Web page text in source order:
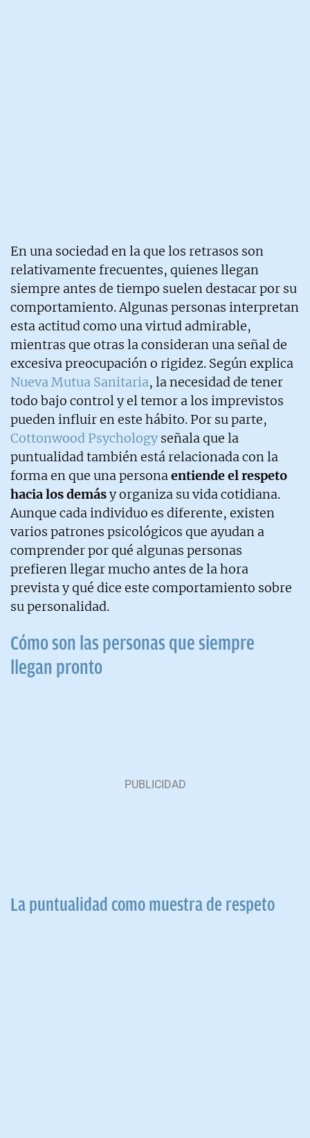
En una sociedad en la que los retrasos son
relativamente frecuentes, quienes llegan
siempre antes de tiempo suelen destacar por su
comportamiento. Algunas personas interpretan
esta actitud como una virtud admirable,
mientras que otras la consideran una señal de
excesiva preocupación o rigidez. Según explica
Nueva Mutua Sanitaria, la necesidad de tener
todo bajo control y el temor a los imprevistos
pueden influir en este hábito. Por su parte,
Cottonwood Psychology señala que la
puntualidad también está relacionada con la
forma en que una personaentiende el respeto
hacia los demásy organiza su vida cotidiana.
Aunque cada individuo es diferente, existen
varios patrones psicológicos que ayudan a
comprender por qué algunas personas
prefieren llegar mucho antes de la hora
prevista y qué dice este comportamiento sobre
su personalidad.
Cómo son las personas que siempre
llegan pronto
La puntualidad como muestra de respeto